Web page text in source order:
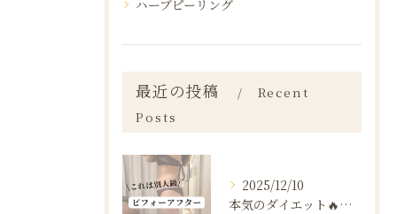
ハーブピーリング
最近の投稿
Recent
Posts
2025/12/10
本気のダイエット🔥🔥🔥